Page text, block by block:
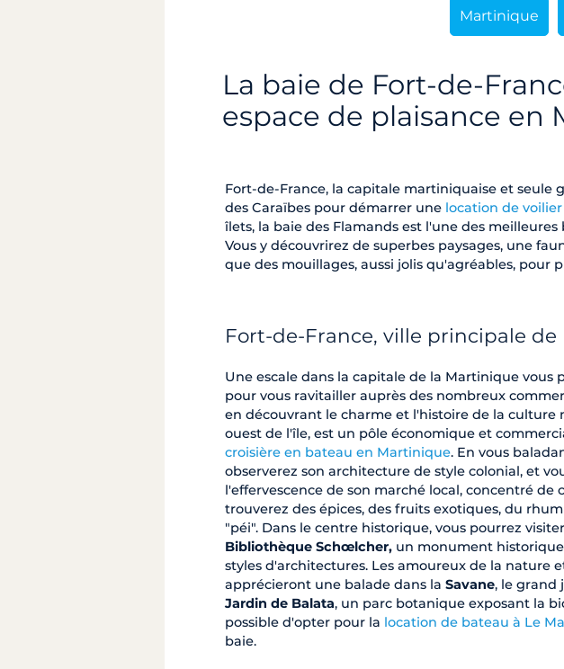
Martinique
La baie de Fort-de-
espace de plaisance en
Fort-de-France, la capitale martiniquaise et seule
des Caraïbes pour démarrer une location de
îlets, la baie des Flamands est l'une des
Vous y découvrirez de superbes paysages, une
que des mouillages, aussi jolis qu'agréables, pour
Fort-de-France, ville principale de
Une escale dans la capitale de la Martinique
pour vous ravitailler auprès des nombreux
en découvrant le charme et l'histoire de la culture
ouest de l'île, est un pôle économique et
croisière en bateau en Martinique. En vous
observerez son architecture de style colonial, et
l'effervescence de son marché local, concentré de
trouverez des épices, des fruits exotiques, du
"péi". Dans le centre historique, vous pourrez
Bibliothèque Schœlcher, un monument
styles d'architectures. Les amoureux de la nature
apprécieront une balade dans la Savane, le grand
Jardin de Balata, un parc botanique exposant la
possible d'opter pour la location de bateau à Le
baie.